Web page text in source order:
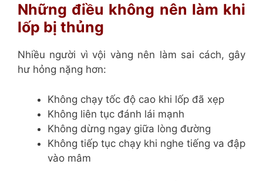
Những điều không nên làm khi
lốp bị thủng
Nhiều người vì vội vàng nên làm sai cách, gây
hư hỏng nặng hơn:
Không chạy tốc độ cao khi lốp đã xẹp
Không liên tục đánh lái mạnh
Không dừng ngay giữa lòng đường
Không tiếp tục chạy khi nghe tiếng va đập
vào mâm